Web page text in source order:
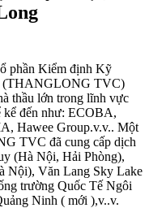
phần Kiểm định Kỹ
(THANGLONG TVC)
thầu lớn trong lĩnh vực
kể đến như: ECOBA,
Hawee Group.v.v.. Một
TVC đã cung cấp dịch
(Hà Nội, Hải Phòng),
Nội), Văn Lang Sky Lake
trường Quốc Tế Ngôi
Ninh ( mới ),v..v.